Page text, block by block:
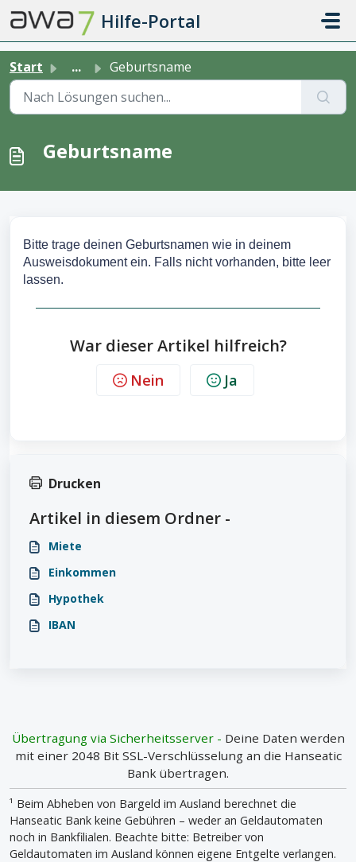
Zum hauptsächlichen Inhalt gehen
Hilfe-Portal
Start ... Geburtsname
Geburtsname
Bitte trage deinen Geburtsnamen wie in deinem
Ausweisdokument ein. Falls nicht vorhanden, bitte leer
lassen.
War dieser Artikel hilfreich?
Nein Ja
Drucken
Artikel in diesem Ordner -
Miete
Einkommen
Hypothek
IBAN
Übertragung via Sicherheitsserver - Deine Daten werden
mit einer 2048 Bit SSL-Verschlüsselung an die Hanseatic
Bank übertragen.
¹ Beim Abheben von Bargeld im Ausland berechnet die
Hanseatic Bank keine Gebühren – weder an Geldautomaten
noch in Bankfilialen. Beachte bitte: Betreiber von
Geldautomaten im Ausland können eigene Entgelte verlangen.